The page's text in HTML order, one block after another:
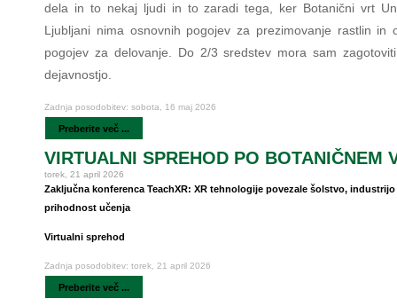
dela in to nekaj ljudi in to zaradi tega, ker Botanični vrt
Ljubljani nima osnovnih pogojev za prezimovanje rastlin in
pogojev za delovanje. Do 2/3 sredstev mora sam
dejavnostjo.
Zadnja posodobitev: sobota, 16 maj 2026
Preberite več ...
VIRTUALNI SPREHOD PO BOTANIČNEM
torek, 21 april 2026
Zaključna konferenca TeachXR: XR tehnologije povezale šolstvo,
prihodnost učenja
Virtualni sprehod
Zadnja posodobitev: torek, 21 april 2026
Preberite več ...